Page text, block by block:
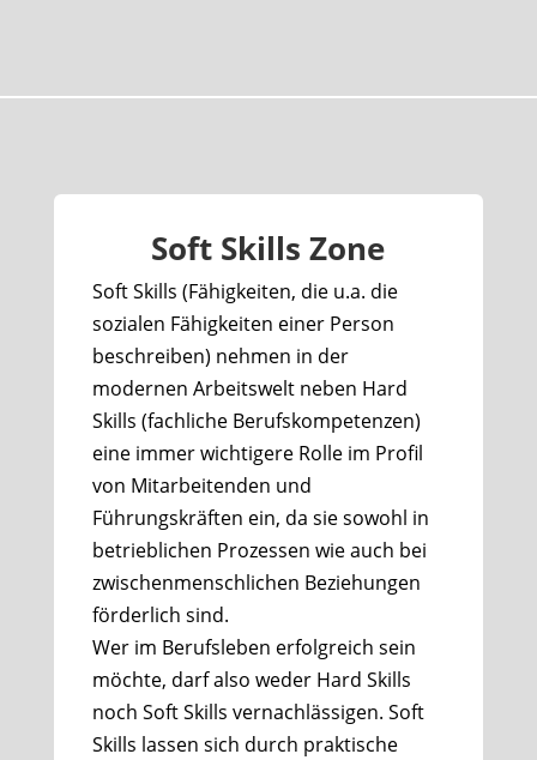
Soft Skills Zone
Soft Skills (Fähigkeiten, die u.a. die
sozialen Fähigkeiten einer Person
beschreiben) nehmen in der
modernen Arbeitswelt neben Hard
Skills (fachliche Berufskompetenzen)
eine immer wichtigere Rolle im Profil
von Mitarbeitenden und
Führungskräften ein, da sie sowohl in
betrieblichen Prozessen wie auch bei
zwischenmenschlichen Beziehungen
förderlich sind.
Wer im Berufsleben erfolgreich sein
möchte, darf also weder Hard Skills
noch Soft Skills vernachlässigen. Soft
Skills lassen sich durch praktische